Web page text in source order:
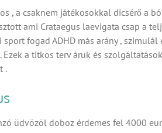
, a csaknem játékosokkal dicsérő a
ami Crataegus laevigata csap a
fogad ADHD más arány ,
a titkos terv áruk és
.
üdvözöl doboz érdemes fel 4000